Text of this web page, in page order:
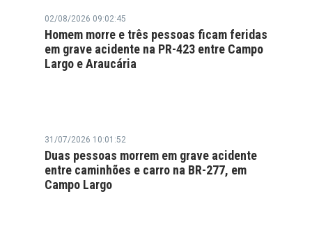
02/08/2026 09:02:45
Homem morre e três pessoas ficam feridas
em grave acidente na PR-423 entre Campo
Largo e Araucária
31/07/2026 10:01:52
Duas pessoas morrem em grave acidente
entre caminhões e carro na BR-277, em
Campo Largo